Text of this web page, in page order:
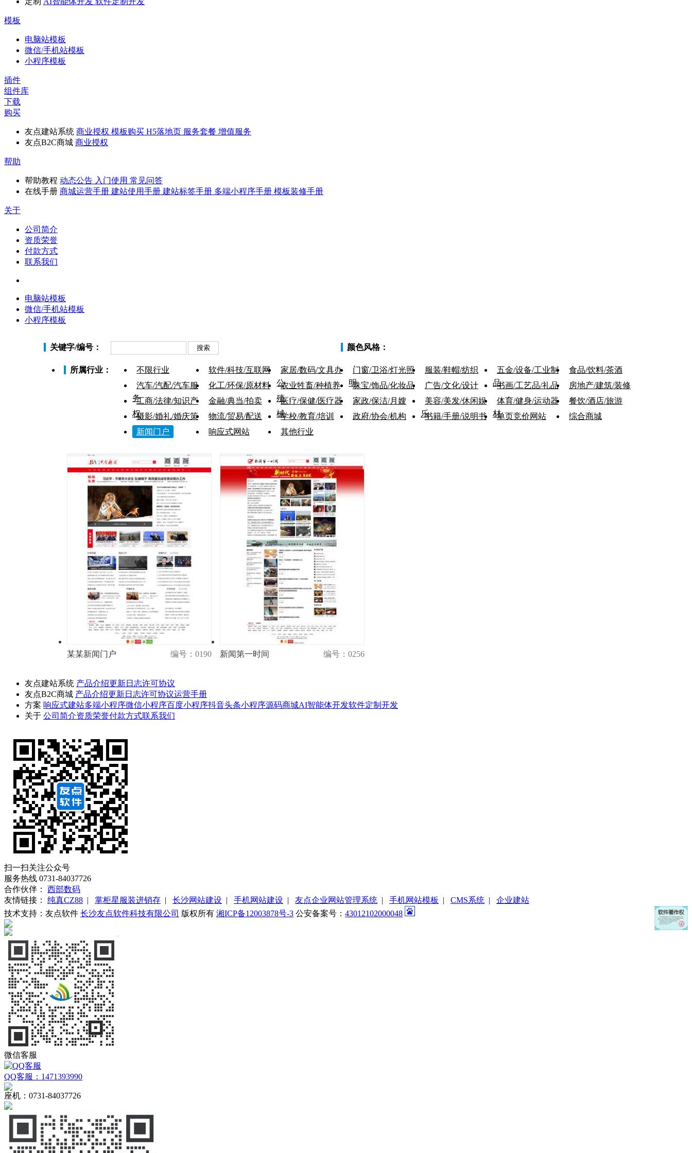
模板
电脑站模板
微信/手机站模板
小程序模板
插件
组件库
下载
购买
友点建站系统 商业授权 模板购买 H5落地页 服务套餐 增值服务
友点B2C商城 商业授权
帮助
帮助教程 动态公告 入门使用 常见问答
在线手册 商城运营手册 建站使用手册 建站标签手册 多端小程序手册 模板装修手册
关于
公司简介
资质荣誉
付款方式
联系我们
电脑站模板
微信/手机站模板
小程序模板
关键字/编号： 颜色风格：
所属行业： 不限行业 软件/科技/互联网
家居/数码/文具办
公
门窗/卫浴/灯光照
明
服装/鞋帽/纺织
五金/设备/工业制
品
食品/饮料/茶酒
汽车/汽配/汽车服
务
化工/环保/原材料
农业牲畜/种植养
殖
珠宝/饰品/化妆品 广告/文化/设计 书画/工艺品/礼品
房地产/建筑/装修
工商/法律/知识产
权
金融/典当/拍卖
医疗/保健/医疗器
械
家政/保洁/月嫂
美容/美发/休闲娱
乐
体育/健身/运动器
材
餐饮/酒店/旅游
摄影/婚礼/婚庆策
划
物流/贸易/配送 学校/教育/培训 政府/协会/机构 书籍/手册/说明书 单页竞价网站
综合商城
新闻门户
响应式网站 其他行业
某某新闻门户
编号：0190
新闻第一时间 编号：0256
友点建站系统 产品介绍更新日志许可协议
友点B2C商城 产品介绍更新日志许可协议运营手册
方案 响应式建站多端小程序微信小程序百度小程序抖音头条小程序源码商城AI智能体开发软件定制开发
关于 公司简介资质荣誉付款方式联系我们
扫一扫关注公众号
服务热线 0731-84037726
合作伙伴： 西部数码
友情链接： 纯真CZ88 | 掌柜星服装进销存 | 长沙网站建设 | 手机网站建设 | 友点企业网站管理系统 | 手机网站模板 | CMS系统 | 企业建站
技术支持：友点软件 长沙友点软件科技有限公司 版权所有 湘ICP备12003878号-3 公安备案号： 43012102000048
微信客服
QQ客服：1471393990
座机：0731-84037726